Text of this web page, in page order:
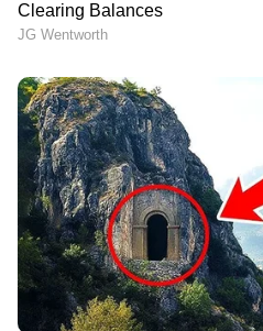
പത്തനംതിട്ട മലപ്പള്ളിയിൽ
അർജുൻ ആയെങ്കിക്ക്
വേണ്ടി ഇൻസ്റ്റയിൽ പോസ്റ്റ്‌
ഇട്ട സഹോദരനും
പിടിയിൽ
LATEST VIDEOS
'അധികാരികൾ
ഞങ്ങളെ